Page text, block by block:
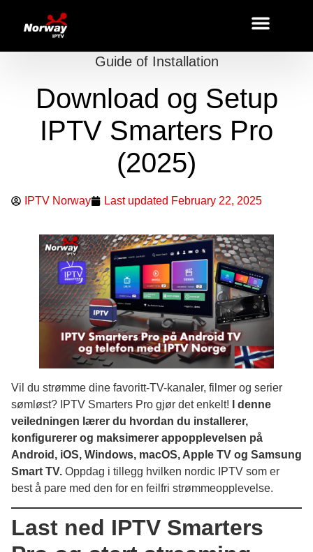
Guide of Installation
Download og Setup
IPTV Smarters Pro
(2025)
IPTV Norway Last updated February 22, 2025
Vil du strømme dine favoritt-TV-kanaler, filmer og serier
sømløst? IPTV Smarters Pro gjør det enkelt!
I denne
veiledningen lærer du hvordan du installerer,
konfigurerer og maksimerer appopplevelsen på
Android, iOS, Windows, macOS, Apple TV og Samsung
Smart TV. Oppdag i tillegg hvilken nordic IPTV som er
best å pare med den for en feilfri strømmeopplevelse.
Last ned IPTV Smarters